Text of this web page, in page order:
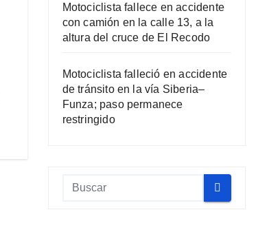
Motociclista fallece en accidente
con camión en la calle 13, a la
altura del cruce de El Recodo
Motociclista falleció en accidente
de tránsito en la vía Siberia–
Funza; paso permanece
restringido